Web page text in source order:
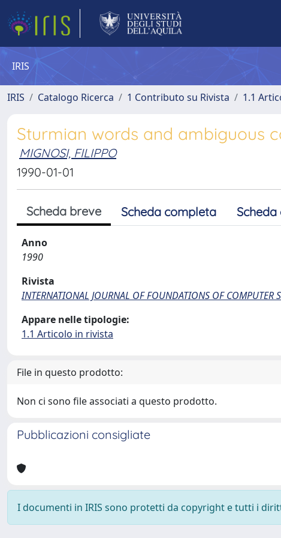
IRIS
IRIS Catalogo Ricerca 1 Contributo su Rivista 1.1
Sturmian words and ambiguous
MIGNOSI, FILIPPO
1990-01-01
Scheda breve Scheda completa
Anno
1990
Rivista
INTERNATIONAL JOURNAL OF FOUNDATIONS OF COMPUTER
Appare nelle tipologie:
1.1 Articolo in rivista
File in questo prodotto:
Non ci sono file associati a questo prodotto.
Pubblicazioni consigliate
I documenti in IRIS sono protetti da copyright e tutti i